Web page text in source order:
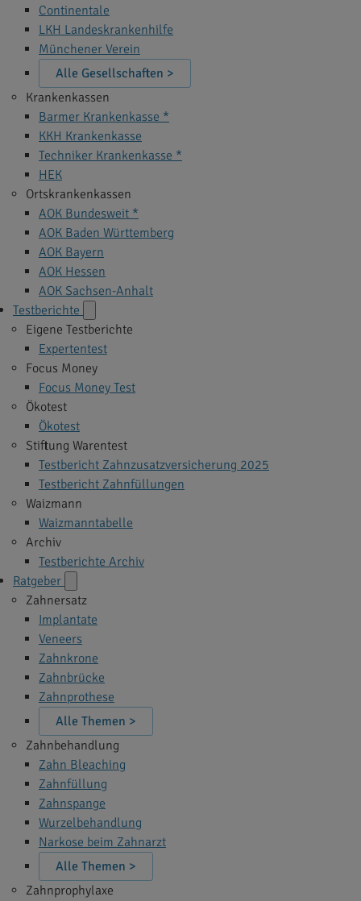
Continentale
LKH Landeskrankenhilfe
Münchener Verein
Alle Gesellschaften >
Krankenkassen
Barmer Krankenkasse *
KKH Krankenkasse
Techniker Krankenkasse *
HEK
Ortskrankenkassen
AOK Bundesweit *
AOK Baden Württemberg
AOK Bayern
AOK Hessen
AOK Sachsen-Anhalt
Testberichte
Eigene Testberichte
Expertentest
Focus Money
Focus Money Test
Ökotest
Ökotest
Stiftung Warentest
Testbericht Zahnzusatzversicherung 2025
Testbericht Zahnfüllungen
Waizmann
Waizmanntabelle
Archiv
Testberichte Archiv
Ratgeber
Zahnersatz
Implantate
Veneers
Zahnkrone
Zahnbrücke
Zahnprothese
Alle Themen >
Zahnbehandlung
Zahn Bleaching
Zahnfüllung
Zahnspange
Wurzelbehandlung
Narkose beim Zahnarzt
Alle Themen >
Zahnprophylaxe